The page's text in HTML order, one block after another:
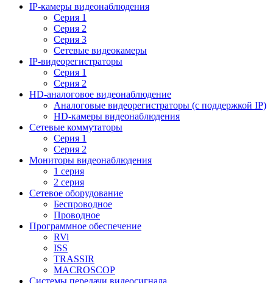
IP-камеры видеонаблюдения
Серия 1
Серия 2
Серия 3
Сетевые видеокамеры
IP-видеорегистраторы
Серия 1
Серия 2
HD-аналоговое видеонаблюдение
Aналоговые видеорегистраторы (с поддержкой IP)
HD-камеры видеонаблюдения
Сетевые коммутаторы
Серия 1
Серия 2
Мониторы видеонаблюдения
1 серия
2 серия
Сетевое оборудование
Беспроводное
Проводное
Программное обеспечение
RVi
ISS
TRASSIR
MACROSCOP
Системы передачи видеосигнала